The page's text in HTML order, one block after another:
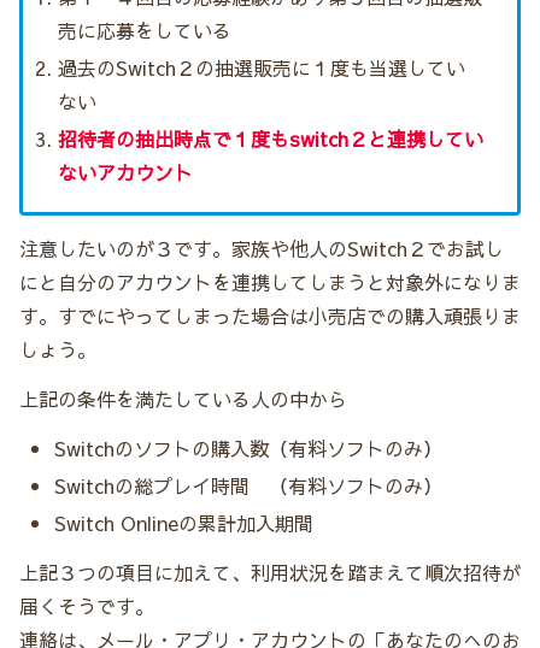
売に応募をしている
過去のSwitch２の抽選販売に１度も当選してい
ない
招待者の抽出時点で１度もswitch２と連携してい
ないアカウント
注意したいのが３です。家族や他人のSwitch２でお試し
にと自分のアカウントを連携してしまうと対象外になりま
す。すでにやってしまった場合は小売店での購入頑張りま
しょう。
上記の条件を満たしている人の中から
Switchのソフトの購入数（有料ソフトのみ）
Switchの総プレイ時間 （有料ソフトのみ）
Switch Onlineの累計加入期間
上記３つの項目に加えて、利用状況を踏まえて順次招待が
届くそうです。
連絡は、メール・アプリ・アカウントの「あなたのへのお